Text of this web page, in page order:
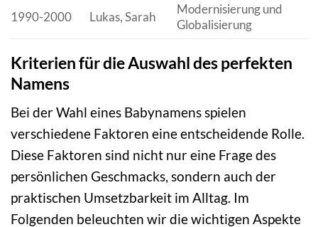
1990-2000 Lukas, Sarah
Modernisierung und
Globalisierung
Kriterien für die Auswahl des perfekten
Namens
Bei der Wahl eines Babynamens spielen
verschiedene Faktoren eine entscheidende Rolle.
Diese Faktoren sind nicht nur eine Frage des
persönlichen Geschmacks, sondern auch der
praktischen Umsetzbarkeit im Alltag. Im
Folgenden beleuchten wir die wichtigen Aspekte